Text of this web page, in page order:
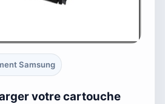
Samsung
votre cartouche